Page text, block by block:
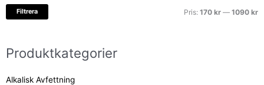
Filtrera Pris: 170 kr — 1090 kr
Produktkategorier
Alkalisk Avfettning